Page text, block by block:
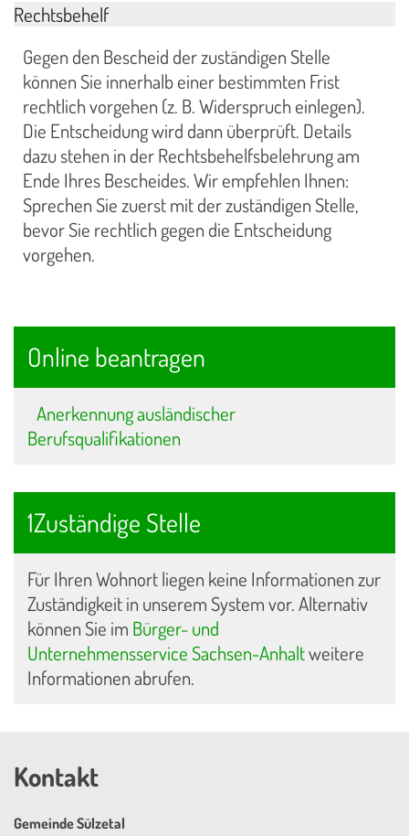
Rechtsbehelf
Gegen den Bescheid der zuständigen Stelle
können Sie innerhalb einer bestimmten Frist
rechtlich vorgehen (z. B. Widerspruch einlegen).
Die Entscheidung wird dann überprüft. Details
dazu stehen in der Rechtsbehelfsbelehrung am
Ende Ihres Bescheides. Wir empfehlen Ihnen:
Sprechen Sie zuerst mit der zuständigen Stelle,
bevor Sie rechtlich gegen die Entscheidung
vorgehen.
Online beantragen
Anerkennung ausländischer
Berufsqualifikationen
1Zuständige Stelle
Für Ihren Wohnort liegen keine Informationen zur
Zuständigkeit in unserem System vor. Alternativ
können Sie im Bürger- und
Unternehmensservice Sachsen-Anhaltweitere
Informationen abrufen.
Kontakt
Gemeinde Sülzetal